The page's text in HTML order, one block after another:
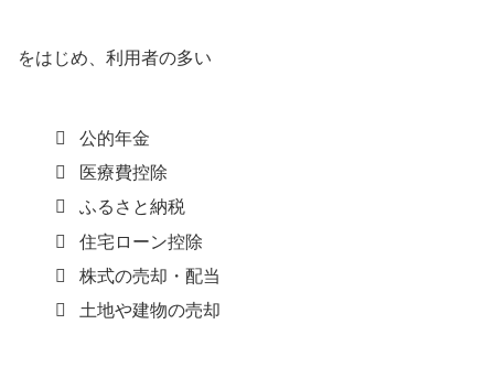
をはじめ、利用者の多い
公的年金
医療費控除
ふるさと納税
住宅ローン控除
株式の売却・配当
土地や建物の売却